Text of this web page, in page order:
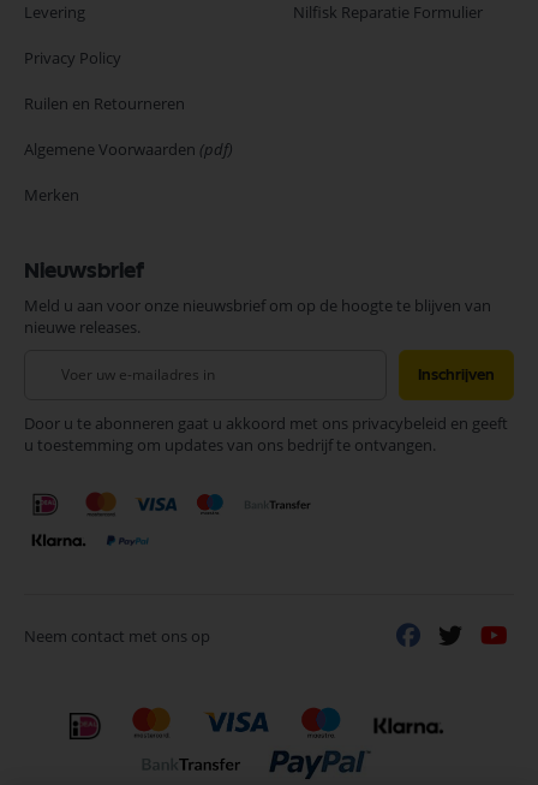
Levering
Privacy Policy
Ruilen en Retourneren
Algemene Voorwaarden (pdf)
Merken
Nilfisk Reparatie Formulier
Nieuwsbrief
Meld u aan voor onze nieuwsbrief om op de hoogte te blijven van
nieuwe releases.
onze
nieuwsbrief
Inschrijven
Door u te abonneren gaat u akkoord met ons privacybeleid en geeft
u toestemming om updates van ons bedrijf te ontvangen.
Neem contact met ons op